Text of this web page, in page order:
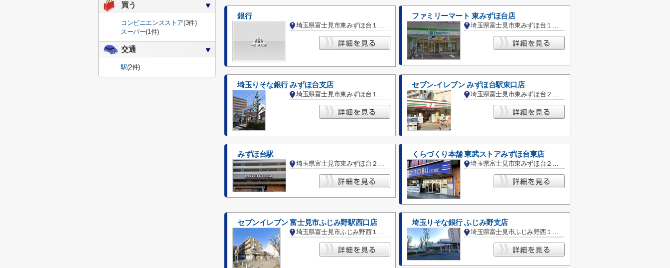
銀行
埼玉県富士見市東みずほ台１丁目
ファミリーマート 東みずほ台店
埼玉県富士見市東みずほ台１丁目
埼玉りそな銀行 みずほ台支店
埼玉県富士見市東みずほ台１丁目
セブン-イレブン みずほ台駅東口店
埼玉県富士見市東みずほ台２丁目
みずほ台駅
埼玉県富士見市東みずほ台２丁目
くらづくり本舗 東武ストアみずほ台東店
埼玉県富士見市東みずほ台２丁目
セブンイレブン 富士見市ふじみ野駅西口店
埼玉県富士見市ふじみ野西１丁目
埼玉りそな銀行 ふじみ野支店
埼玉県富士見市ふじみ野西１丁目
買う
コンビニエンスストア(3件)
スーパー(1件)
交通
駅(2件)